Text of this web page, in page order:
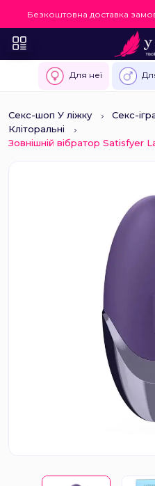
Безкоштовна доставка
Для неї
Секс-шоп У ліжку Секс-
Кліторальні
Зовнішній вібратор Satisfyer